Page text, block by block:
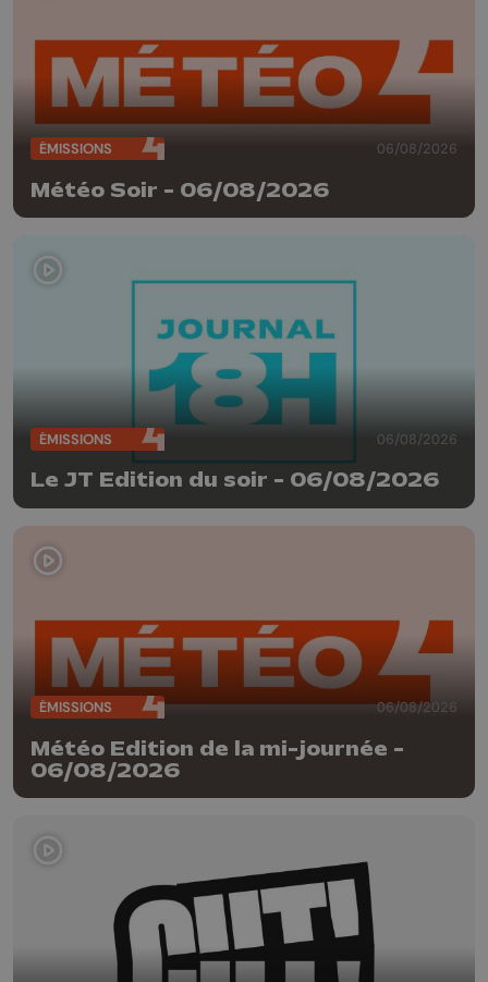
ÉMISSIONS 06/08/2026
Météo Soir - 06/08/2026
ÉMISSIONS 06/08/2026
Le JT Edition du soir - 06/08/2026
ÉMISSIONS 06/08/2026
Météo Edition de la mi-journée -
06/08/2026